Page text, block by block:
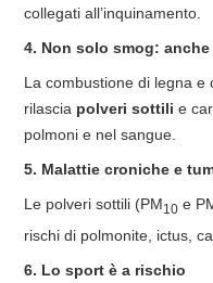
collegati all’inquinamento.
4. Non solo smog:
La combustione di legna e
rilascia polveri sottili e
polmoni e nel sangue.
5. Malattie croniche e
Le polveri sottili (PM10 e
rischi di polmonite, ictus,
6. Lo sport è a rischio